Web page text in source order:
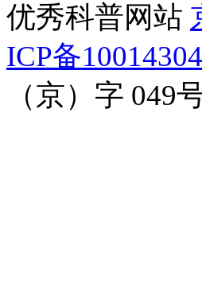
优秀科普网站
ICP备
（京）字 049